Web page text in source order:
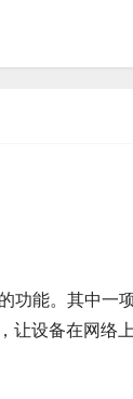
能。其中一
让设备在网络